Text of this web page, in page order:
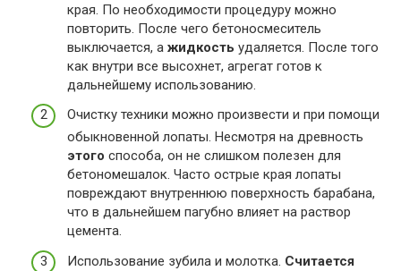
края. По необходимости процедуру можно
повторить. После чего бетоносмеситель
выключается, а жидкость удаляется. После того
как внутри все высохнет, агрегат готов к
дальнейшему использованию.
Очистку техники можно произвести и при помощи
обыкновенной лопаты. Несмотря на древность
этого способа, он не слишком полезен для
бетономешалок. Часто острые края лопаты
повреждают внутреннюю поверхность барабана,
что в дальнейшем пагубно влияет на раствор
цемента.
Использование зубила и молотка. Считается